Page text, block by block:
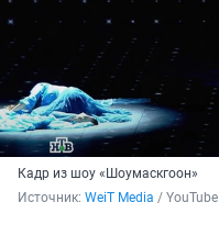
Кадр из шоу «Шоумаскгоон»
Источник: WeiT Media / YouTube